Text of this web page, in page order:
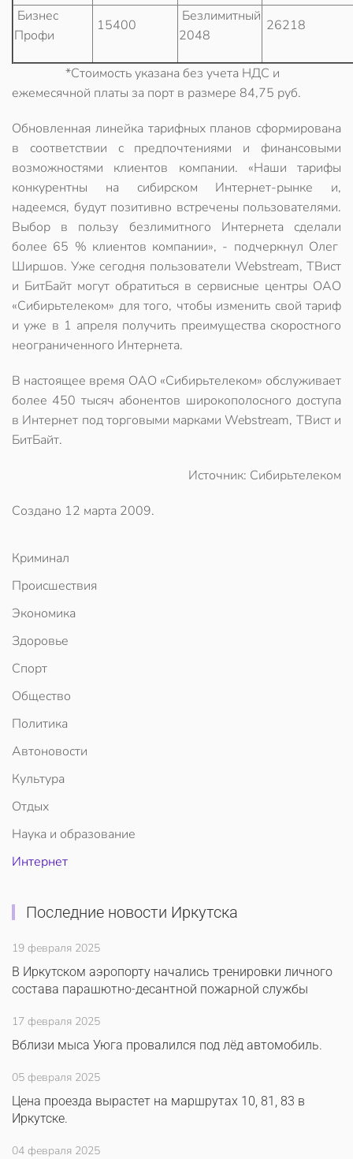
Бизнес
Профи
15400
Безлимитный
2048
26218
*Стоимость указана без учета НДС и
ежемесячной платы за порт в размере 84,75 руб.
Обновленная линейка тарифных планов сформирована
в соответствии с предпочтениями и финансовыми
возможностями клиентов компании. «Наши тарифы
конкурентны на сибирском Интернет-рынке и,
надеемся, будут позитивно встречены пользователями.
Выбор в пользу безлимитного Интернета сделали
более 65 % клиентов компании», - подчеркнул Олег
Ширшов. Уже сегодня пользователи Webstream, ТВист
и БитБайт могут обратиться в сервисные центры ОАО
«Сибирьтелеком» для того, чтобы изменить свой тариф
и уже в 1 апреля получить преимущества скоростного
неограниченного Интернета.
В настоящее время ОАО «Сибирьтелеком» обслуживает
более 450 тысяч абонентов широкополосного доступа
в Интернет под торговыми марками Webstream, ТВист и
БитБайт.
Источник: Сибирьтелеком
Создано 12 марта 2009.
Криминал
Происшествия
Экономика
Здоровье
Спорт
Общество
Политика
Автоновости
Культура
Отдых
Наука и образование
Интернет
Последние новости Иркутска
19 февраля 2025
В Иркутском аэропорту начались тренировки личного
состава парашютно-десантной пожарной службы
17 февраля 2025
Вблизи мыса Уюга провалился под лёд автомобиль.
05 февраля 2025
Цена проезда вырастет на маршрутах 10, 81, 83 в
Иркутске.
04 февраля 2025